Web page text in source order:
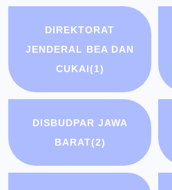
DIREKTORAT
JENDERAL BEA DAN
CUKAI(1)
DISBUDPAR JAWA
BARAT(2)